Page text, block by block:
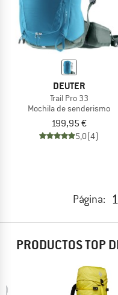
DEUTER
Trail Pro 33
Mochila de senderismo
199,95 €
5,0(4)
Página: 1
PRODUCTOS TOP